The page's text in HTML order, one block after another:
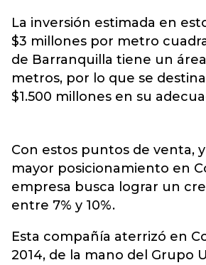
La inversión estimada en
$3 millones por metro
de Barranquilla tiene un
metros, por lo que se
$1.500 millones en su
Con estos puntos de venta,
mayor posicionamiento en
empresa busca lograr un
entre 7% y 10%.
Esta compañía aterrizó en
2014, de la mano del Grupo